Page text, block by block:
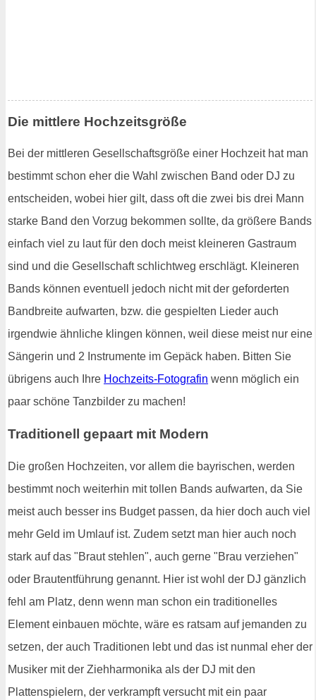
Die mittlere Hochzeitsgröße
Bei der mittleren Gesellschaftsgröße einer Hochzeit hat man
bestimmt schon eher die Wahl zwischen Band oder DJ zu
entscheiden, wobei hier gilt, dass oft die zwei bis drei Mann
starke Band den Vorzug bekommen sollte, da größere Bands
einfach viel zu laut für den doch meist kleineren Gastraum
sind und die Gesellschaft schlichtweg erschlägt. Kleineren
Bands können eventuell jedoch nicht mit der geforderten
Bandbreite aufwarten, bzw. die gespielten Lieder auch
irgendwie ähnliche klingen können, weil diese meist nur eine
Sängerin und 2 Instrumente im Gepäck haben. Bitten Sie
übrigens auch Ihre Hochzeits-Fotografin wenn möglich ein
paar schöne Tanzbilder zu machen!
Traditionell gepaart mit Modern
Die großen Hochzeiten, vor allem die bayrischen, werden
bestimmt noch weiterhin mit tollen Bands aufwarten, da Sie
meist auch besser ins Budget passen, da hier doch auch viel
mehr Geld im Umlauf ist. Zudem setzt man hier auch noch
stark auf das "Braut stehlen", auch gerne "Brau verziehen"
oder Brautentführung genannt. Hier ist wohl der DJ gänzlich
fehl am Platz, denn wenn man schon ein traditionelles
Element einbauen möchte, wäre es ratsam auf jemanden zu
setzen, der auch Traditionen lebt und das ist nunmal eher der
Musiker mit der Ziehharmonika als der DJ mit den
Plattenspielern, der verkrampft versucht mit ein paar